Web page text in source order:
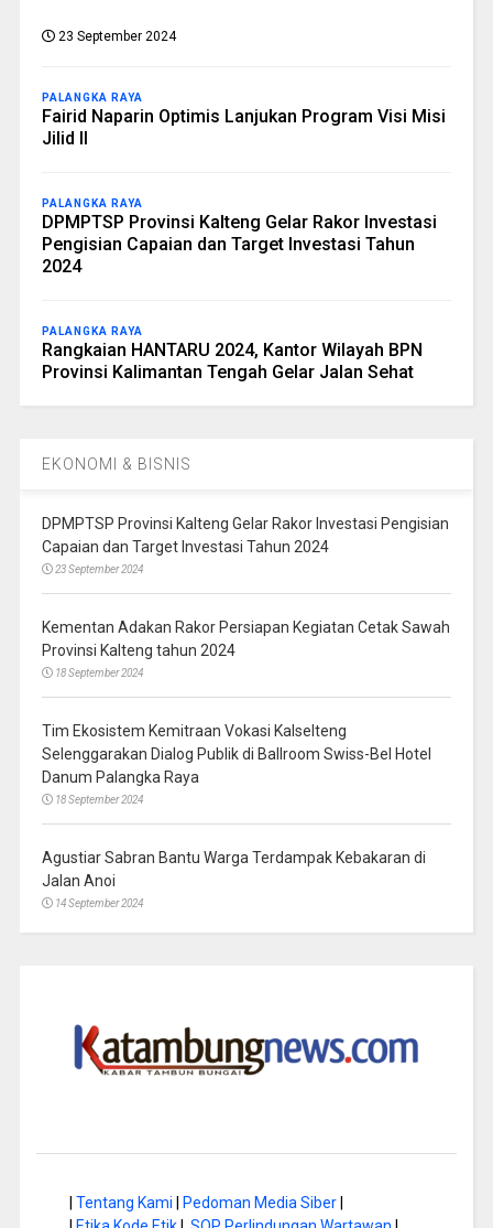
23 September 2024
PALANGKA RAYA
Fairid Naparin Optimis Lanjukan Program Visi Misi
Jilid II
PALANGKA RAYA
DPMPTSP Provinsi Kalteng Gelar Rakor Investasi
Pengisian Capaian dan Target Investasi Tahun
2024
PALANGKA RAYA
Rangkaian HANTARU 2024, Kantor Wilayah BPN
Provinsi Kalimantan Tengah Gelar Jalan Sehat
EKONOMI & BISNIS
DPMPTSP Provinsi Kalteng Gelar Rakor Investasi Pengisian
Capaian dan Target Investasi Tahun 2024
23 September 2024
Kementan Adakan Rakor Persiapan Kegiatan Cetak Sawah
Provinsi Kalteng tahun 2024
18 September 2024
Tim Ekosistem Kemitraan Vokasi Kalselteng
Selenggarakan Dialog Publik di Ballroom Swiss-Bel Hotel
Danum Palangka Raya
18 September 2024
Agustiar Sabran Bantu Warga Terdampak Kebakaran di
Jalan Anoi
14 September 2024
| Tentang Kami | Pedoman Media Siber|